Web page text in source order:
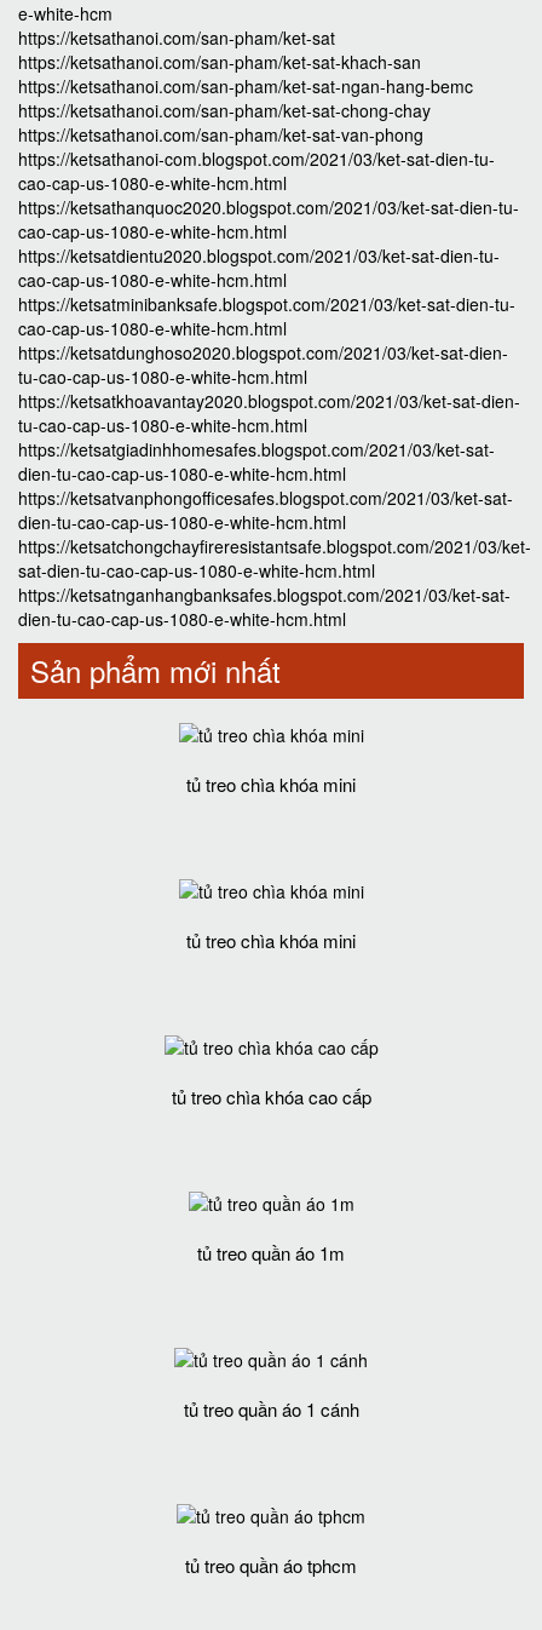
e-white-hcm
https://ketsathanoi.com/san-pham/ket-sat
https://ketsathanoi.com/san-pham/ket-sat-khach-san
https://ketsathanoi.com/san-pham/ket-sat-ngan-hang-bemc
https://ketsathanoi.com/san-pham/ket-sat-chong-chay
https://ketsathanoi.com/san-pham/ket-sat-van-phong
https://ketsathanoi-com.blogspot.com/2021/03/ket-sat-dien-tu-
cao-cap-us-1080-e-white-hcm.html
https://ketsathanquoc2020.blogspot.com/2021/03/ket-sat-dien-tu-
cao-cap-us-1080-e-white-hcm.html
https://ketsatdientu2020.blogspot.com/2021/03/ket-sat-dien-tu-
cao-cap-us-1080-e-white-hcm.html
https://ketsatminibanksafe.blogspot.com/2021/03/ket-sat-dien-tu-
cao-cap-us-1080-e-white-hcm.html
https://ketsatdunghoso2020.blogspot.com/2021/03/ket-sat-dien-
tu-cao-cap-us-1080-e-white-hcm.html
https://ketsatkhoavantay2020.blogspot.com/2021/03/ket-sat-dien-
tu-cao-cap-us-1080-e-white-hcm.html
https://ketsatgiadinhhomesafes.blogspot.com/2021/03/ket-sat-
dien-tu-cao-cap-us-1080-e-white-hcm.html
https://ketsatvanphongofficesafes.blogspot.com/2021/03/ket-sat-
dien-tu-cao-cap-us-1080-e-white-hcm.html
https://ketsatchongchayfireresistantsafe.blogspot.com/2021/03/ket-
sat-dien-tu-cao-cap-us-1080-e-white-hcm.html
https://ketsatnganhangbanksafes.blogspot.com/2021/03/ket-sat-
dien-tu-cao-cap-us-1080-e-white-hcm.html
Sản phẩm mới nhất
tủ treo chìa khóa mini
tủ treo chìa khóa mini
tủ treo chìa khóa cao cấp
tủ treo quần áo 1m
tủ treo quần áo 1 cánh
tủ treo quần áo tphcm